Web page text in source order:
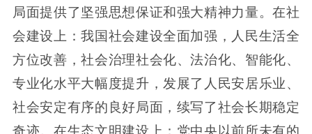
局面提供了坚强思想保证和强大精神力量。在社
会建设上：我国社会建设全面加强，人民生活全
方位改善，社会治理社会化、法治化、智能化、
专业化水平大幅度提升，发展了人民安居乐业、
社会安定有序的良好局面，续写了社会长期稳定
奇迹。在生态文明建设上：党中央以前所未有的